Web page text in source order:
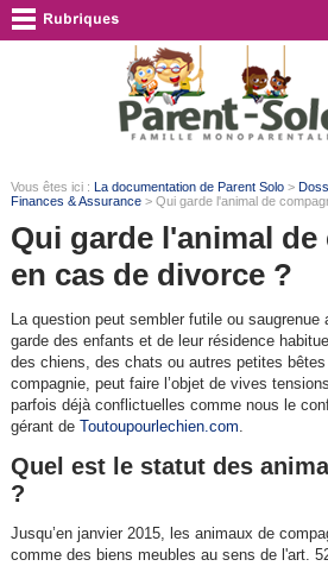
Vous êtes ici : La documentation de Parent Solo>
Finances & Assurance> Qui garde l'animal de
Qui garde l'animal
en cas de divorce ?
La question peut sembler futile ou saugrenue
garde des enfants et de leur résidence
des chiens, des chats ou autres petites
compagnie, peut faire l’objet de vives
parfois déjà conflictuelles comme nous le
gérant de Toutoupourlechien.com.
Quel est le statut des
?
Jusqu’en janvier 2015, les animaux de
comme des biens meubles au sens de l'art.